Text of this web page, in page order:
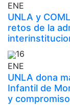
ENE
UNLA y
retos de la
16
ENE
UNLA dona
Infantil de
y